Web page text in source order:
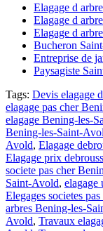
Elagage d
Elagage d
Elagage d
Bucheron
Entreprise de
Paysagiste
Tags: Devis elagage
elagage pas cher
elagage Bening-les-
Bening-les-Saint-
Avold, Elagage
Elagage prix
societe pas cher
Saint-Avold, elagage
Elegages societes
arbres Bening-les-
Avold, Travaux